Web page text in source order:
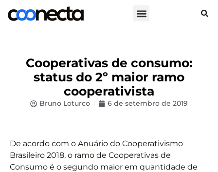
Cooperativas de consumo:
status do 2º maior ramo
cooperativista
Bruno Loturco 6 de setembro de 2019
De acordo com o Anuário do Cooperativismo
Brasileiro 2018, o ramo de Cooperativas de
Consumo é o segundo maior em quantidade de